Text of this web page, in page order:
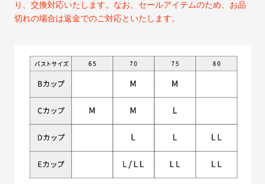
り、交換対応いたします。なお、セールアイテムのため、お品
切れの場合は返金でのご対応といたします。